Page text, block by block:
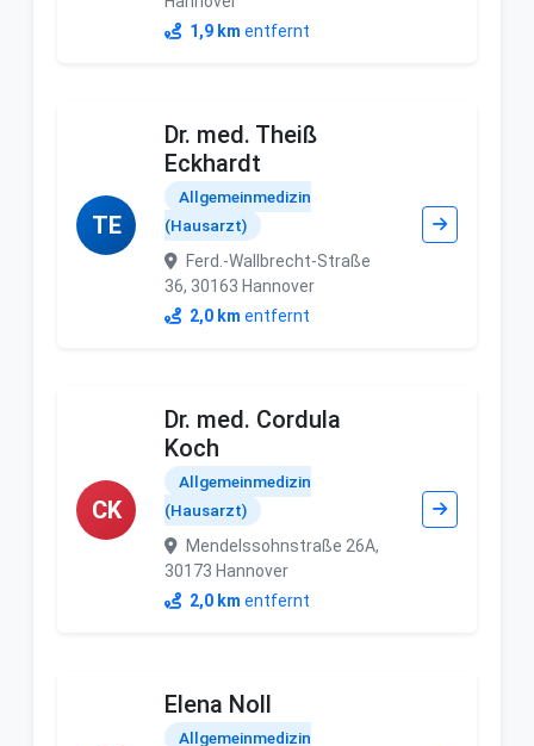
1,9 km entfernt
TE
Dr. med. Theiß
Eckhardt
Allgemeinmedizin
(Hausarzt)
Ferd.-Wallbrecht-Straße
36, 30163 Hannover
2,0 km entfernt
CK
Dr. med. Cordula
Koch
Allgemeinmedizin
(Hausarzt)
Mendelssohnstraße 26A,
30173 Hannover
2,0 km entfernt
Elena Noll
Allgemeinmedizin